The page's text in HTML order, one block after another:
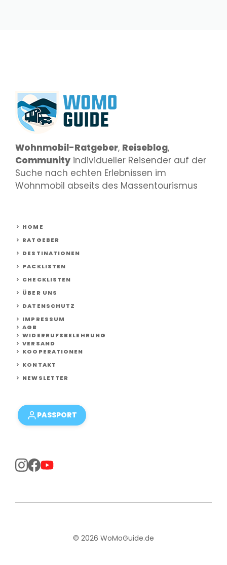
Wohnmobil-Ratgeber, Reiseblog,
Community individueller Reisender auf der
Suche nach echten Erlebnissen im
Wohnmobil abseits des Massentourismus
HOME
RATGEBER
DESTINATIONEN
PACKLISTEN
CHECKLISTEN
ÜBER UNS
DATENSCHUTZ
IMPRESSUM
AGB
WIDERRUFSBELEHRUNG
VERSAND
KOOPERATIONEN
KONTAKT
NEWSLETTER
PASSPORT
© 2026 WoMoGuide.de